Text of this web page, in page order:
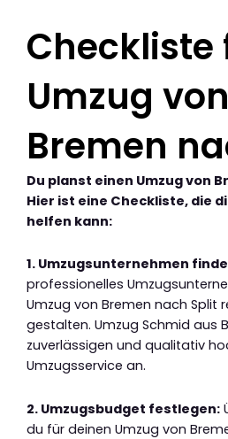
Checkliste
Umzug von
Bremen
Du planst einen Umzug von
Hier ist eine Checkliste, die
helfen kann:
1. Umzugsunternehmen
professionelles
Umzug von Bremen nach Split
gestalten. Umzug Schmid aus
zuverlässigen und qualitativ
Umzugsservice an.
2. Umzugsbudget festlegen:
du für deinen Umzug von